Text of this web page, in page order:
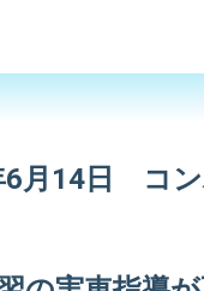
6月14日 コ